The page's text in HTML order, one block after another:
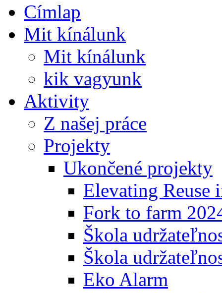
Címlap
Mit kínálunk
Mit kínálunk
kik vagyunk
Aktivity
Z našej práce
Projekty
Ukončené projekty
Elevating Reuse
Fork to farm
Škola
Škola
Eko Alarm